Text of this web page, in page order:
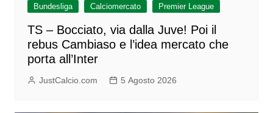
Bundesliga Calciomercato Premier League
TS – Bocciato, via dalla Juve! Poi il
rebus Cambiaso e l’idea mercato che
porta all’Inter
JustCalcio.com 5 Agosto 2026